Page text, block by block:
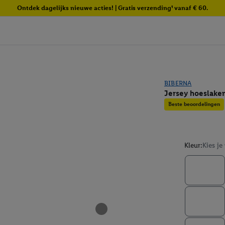
Ontdek dagelijks nieuwe acties! | Gratis verzending¹ vanaf € 60.
BIBERNA
Jersey
Beste beoordelingen
Kleur:Kies